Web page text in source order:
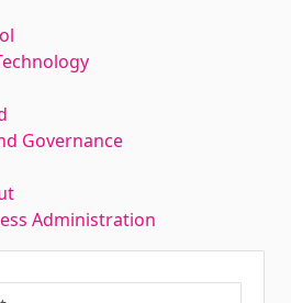
Governance
Administration